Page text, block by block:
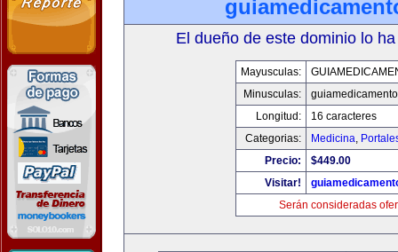
El dueño de este dominio lo
Mayusculas:
Minusculas:
Longitud:
16 caracteres
Categorias:
Medicina,
Precio:
$449.00
Visitar!
Serán consideradas